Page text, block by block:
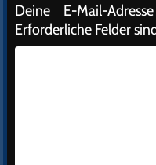
Deine E-Mail-
Erforderliche Felder